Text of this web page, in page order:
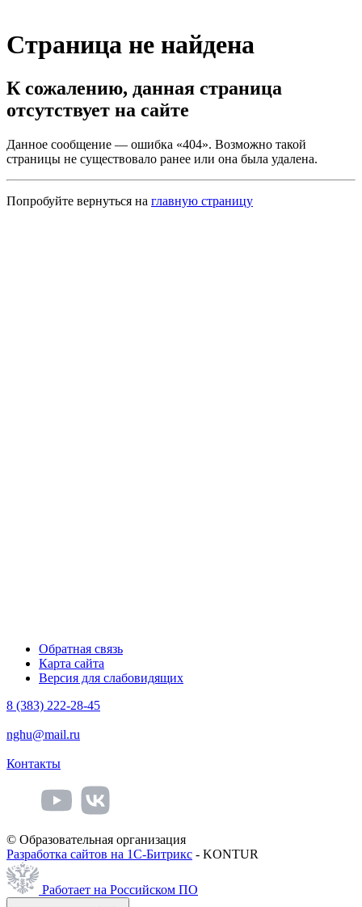
Страница не найдена
К сожалению, данная страница
отсутствует на сайте
Данное сообщение — ошибка «404». Возможно такой
страницы не существовало ранее или она была удалена.
Попробуйте вернуться на главную страницу
Обратная связь
Карта сайта
Версия для слабовидящих
8 (383) 222-28-45
nghu@mail.ru
Контакты
© Образовательная организация
Разработка сайтов на 1С-Битрикс - KONTUR
Работает на Российском ПО